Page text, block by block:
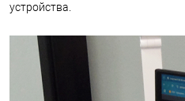
устройства.